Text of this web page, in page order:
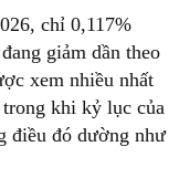
chỉ 0,117%
giảm dần theo
xem nhiều nhất
khi kỷ lục của
điều đó dường như